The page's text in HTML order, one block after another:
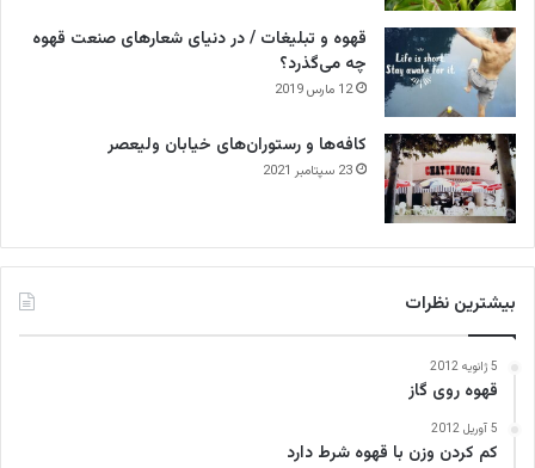
قهوه و تبلیغات / در دنیای شعارهای صنعت قهوه
چه می‌گذرد؟
12 مارس 2019
کافه‌ها و رستوران‌های خیابان ولیعصر
23 سپتامبر 2021
بیشترین نظرات
5 ژانویه 2012
قهوه روی گاز
5 آوریل 2012
کم کردن وزن با قهوه شرط دارد